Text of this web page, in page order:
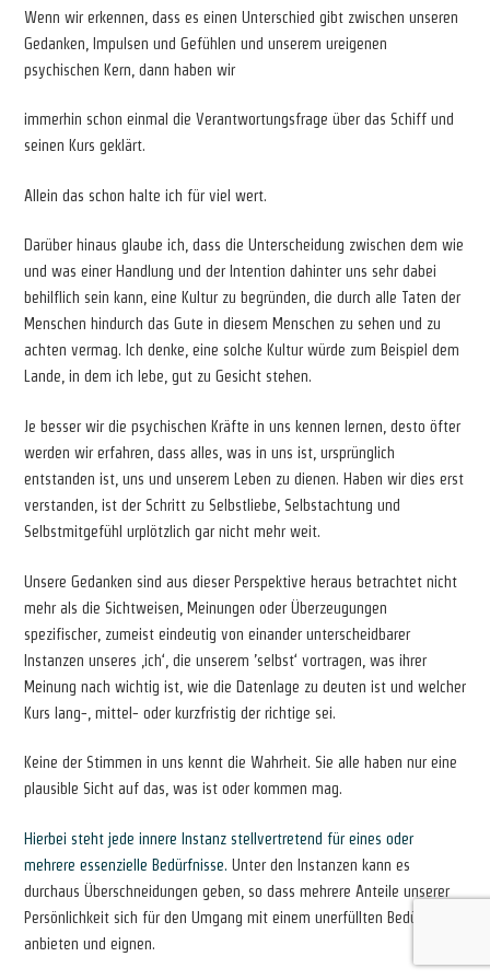
Wenn wir erkennen, dass es einen Unterschied gibt zwischen unseren
Gedanken, Impulsen und Gefühlen und unserem ureigenen
psychischen Kern, dann haben wir
immerhin schon einmal die Verantwortungsfrage über das Schiff und
seinen Kurs geklärt.
Allein das schon halte ich für viel wert.
Darüber hinaus glaube ich, dass die Unterscheidung zwischen dem wie
und was einer Handlung und der Intention dahinter uns sehr dabei
behilflich sein kann, eine Kultur zu begründen, die durch alle Taten der
Menschen hindurch das Gute in diesem Menschen zu sehen und zu
achten vermag. Ich denke, eine solche Kultur würde zum Beispiel dem
Lande, in dem ich lebe, gut zu Gesicht stehen.
Je besser wir die psychischen Kräfte in uns kennen lernen, desto öfter
werden wir erfahren, dass alles, was in uns ist, ursprünglich
entstanden ist, uns und unserem Leben zu dienen. Haben wir dies erst
verstanden, ist der Schritt zu Selbstliebe, Selbstachtung und
Selbstmitgefühl urplötzlich gar nicht mehr weit.
Unsere Gedanken sind aus dieser Perspektive heraus betrachtet nicht
mehr als die Sichtweisen, Meinungen oder Überzeugungen
spezifischer, zumeist eindeutig von einander unterscheidbarer
Instanzen unseres ‚ich‘, die unserem ’selbst‘ vortragen, was ihrer
Meinung nach wichtig ist, wie die Datenlage zu deuten ist und welcher
Kurs lang-, mittel- oder kurzfristig der richtige sei.
Keine der Stimmen in uns kennt die Wahrheit. Sie alle haben nur eine
plausible Sicht auf das, was ist oder kommen mag.
Hierbei steht jede innere Instanz stellvertretend für eines oder
mehrere essenzielle Bedürfnisse. Unter den Instanzen kann es
durchaus Überschneidungen geben, so dass mehrere Anteile unserer
Persönlichkeit sich für den Umgang mit einem unerfüllten Bedürfnis
anbieten und eignen.